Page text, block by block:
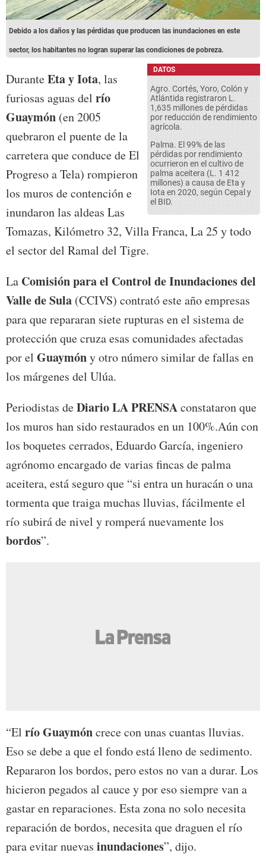
Debido a los daños y las pérdidas que producen las inundaciones en este
sector, los habitantes no logran superar las condiciones de pobreza.
DATOS
Agro. Cortés, Yoro, Colón y
Atlántida registraron L.
1,635 millones de pérdidas
por reducción de rendimiento
agrícola.
Palma. El 99% de las
pérdidas por rendimiento
ocurrieron en el cultivo de
palma aceitera (L. 1 412
millones) a causa de Eta y
Iota en 2020, según Cepal y
el BID.
DuranteEta y Iota, las
furiosas aguas del río
Guaymón (en 2005
quebraron el puente de la
carretera que conduce de El
Progreso a Tela) rompieron
los muros de contención e
inundaron las aldeas Las
Tomazas, Kilómetro 32, Villa Franca, La 25 y todo
el sector del Ramal del Tigre.
La Comisión para el Control de Inundaciones del
Valle de Sula (CCIVS) contrató este año empresas
para que repararan siete rupturas en el sistema de
protección que cruza esas comunidades afectadas
por el Guaymóny otro número similar de fallas en
los márgenes del Ulúa.
Periodistas deDiario LA PRENSAconstataron que
los muros han sido restaurados en un 100%.Aún con
los boquetes cerrados, Eduardo García, ingeniero
agrónomo encargado de varias fincas de palma
aceitera, está seguro que “si entra un huracán o una
tormenta que traiga muchas lluvias, fácilmente el
río subirá de nivel y romperá nuevamente los
bordos”.
“El río Guaymóncrece con unas cuantas lluvias.
Eso se debe a que el fondo está lleno de sedimento.
Repararon los bordos, pero estos no van a durar. Los
hicieron pegados al cauce y por eso siempre van a
gastar en reparaciones. Esta zona no solo necesita
reparación de bordos, necesita que draguen el río
para evitar nuevas inundaciones”, dijo.